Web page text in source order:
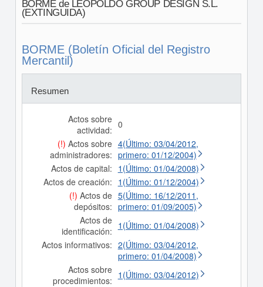
BORME de LEOPOLDO GROUP DESIGN S.L.
(EXTINGUIDA)
BORME (Boletín Oficial del Registro
Mercantil)
Resumen
Actos sobre
actividad: 0
(!) Actos sobre
administradores:
4(Último: 03/04/2012,
primero: 01/12/2004)
Actos de capital: 1(Último: 01/04/2008)
Actos de creación: 1(Último: 01/12/2004)
(!) Actos de
depósitos:
5(Último: 16/12/2011,
primero: 01/09/2005)
Actos de
identificación: 1(Último: 01/04/2008)
Actos informativos: 2(Último: 03/04/2012,
primero: 01/04/2008)
Actos sobre
procedimientos: 1(Último: 03/04/2012)